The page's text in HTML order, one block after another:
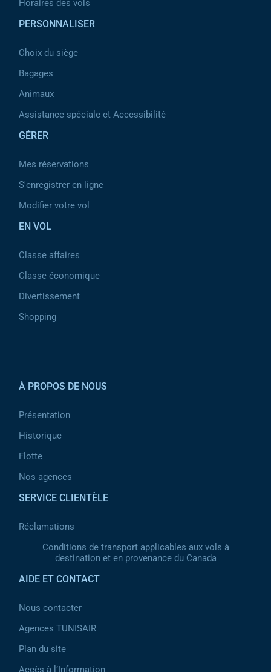
Horaires des vols
PERSONNALISER
Choix du siège
Bagages
Animaux
Assistance spéciale et Accessibilité
GÉRER
Mes réservations
S'enregistrer en ligne
Modifier votre vol
EN VOL
Classe affaires
Classe économique
Divertissement
Shopping
À PROPOS DE NOUS
Présentation
Historique
Flotte
Nos agences
SERVICE CLIENTÈLE
Réclamations
Conditions de transport applicables aux vols à
destination et en provenance du Canada
AIDE ET CONTACT
Nous contacter
Agences TUNISAIR
Plan du site
Accès à l’Information